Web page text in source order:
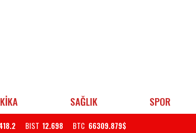
SAĞLIK SPOR
BIST 12.698 BTC 66309.879$